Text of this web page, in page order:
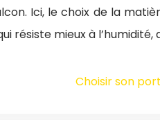
Ici, le choix de la
résiste mieux à l’humidité,
Choisir son